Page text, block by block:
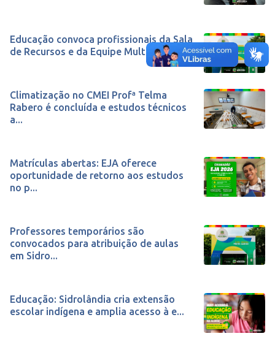
Educação convoca profissionais da Sala
de Recursos e da Equipe Multidisc...
Climatização no CMEI Profª Telma
Rabero é concluída e estudos técnicos
a...
Matrículas abertas: EJA oferece
oportunidade de retorno aos estudos
no p...
Professores temporários são
convocados para atribuição de aulas
em Sidro...
Educação: Sidrolândia cria extensão
escolar indígena e amplia acesso à e...